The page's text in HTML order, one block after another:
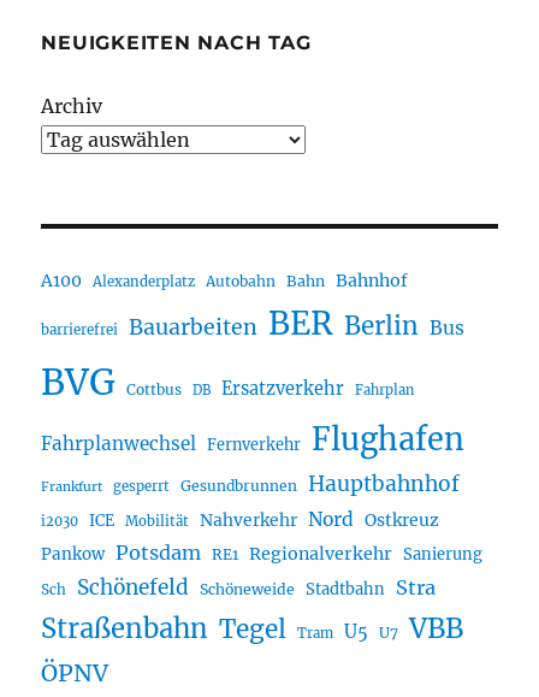
NEUIGKEITEN NACH TAG
Archiv
A100 Alexanderplatz Autobahn Bahn Bahnhof
barrierefrei Bauarbeiten BER Berlin Bus
BVG Cottbus DB Ersatzverkehr Fahrplan
Fahrplanwechsel Fernverkehr Flughafen
Frankfurt gesperrt Gesundbrunnen Hauptbahnhof
i2030 ICE Mobilität Nahverkehr Nord Ostkreuz
Pankow Potsdam RE1 Regionalverkehr Sanierung
Sch Schönefeld Schöneweide Stadtbahn Stra
Straßenbahn Tegel Tram U5 U7 VBB
ÖPNV